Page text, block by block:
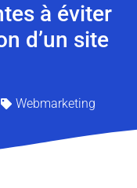
à éviter
d’un site
Webmarketing